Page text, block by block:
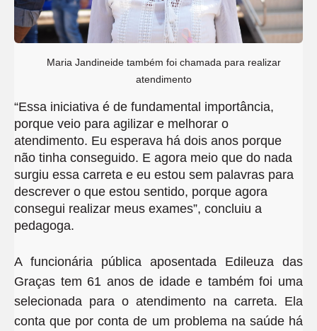
Maria Jandineide também foi chamada para realizar
atendimento
“Essa iniciativa é de fundamental importância,
porque veio para agilizar e melhorar o
atendimento. Eu esperava há dois anos porque
não tinha conseguido. E agora meio que do nada
surgiu essa carreta e eu estou sem palavras para
descrever o que estou sentido, porque agora
consegui realizar meus exames”, concluiu a
pedagoga.
A funcionária pública aposentada Edileuza das
Graças tem 61 anos de idade e também foi uma
selecionada para o atendimento na carreta. Ela
conta que por conta de um problema na saúde há